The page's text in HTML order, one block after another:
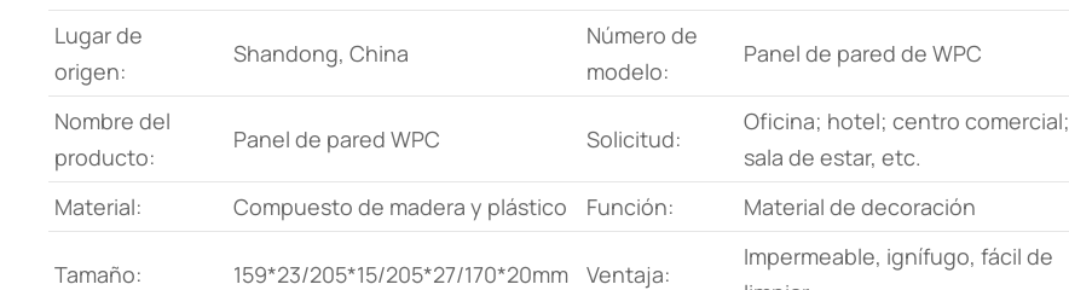
Lugar de
origen:
Shandong, China
Número de
modelo:
Panel de pared de WPC
Nombre del
producto:
Panel de pared WPC Solicitud:
Oficina; hotel; centro comercial;
sala de estar, etc.
Material:
Compuesto de madera y plástico Función: Material de decoración
Tamaño: 159*23/205*15/205*27/170*20mm Ventaja:
Impermeable, ignífugo, fácil de